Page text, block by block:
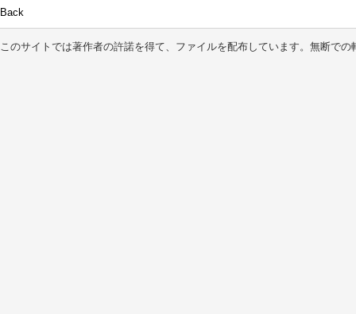
Back
このサイトでは著作者の許諾を得て、ファイルを配布しています。無断での